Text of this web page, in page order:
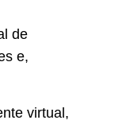
de
e,
virtual,